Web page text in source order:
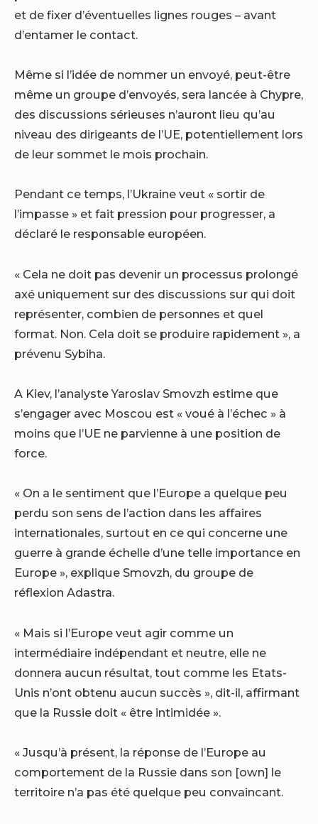
et de fixer d’éventuelles lignes rouges – avant
d’entamer le contact.
Même si l’idée de nommer un envoyé, peut-être
même un groupe d’envoyés, sera lancée à Chypre,
des discussions sérieuses n’auront lieu qu’au
niveau des dirigeants de l’UE, potentiellement lors
de leur sommet le mois prochain.
Pendant ce temps, l’Ukraine veut « sortir de
l’impasse » et fait pression pour progresser, a
déclaré le responsable européen.
« Cela ne doit pas devenir un processus prolongé
axé uniquement sur des discussions sur qui doit
représenter, combien de personnes et quel
format. Non. Cela doit se produire rapidement », a
prévenu Sybiha.
A Kiev, l’analyste Yaroslav Smovzh estime que
s’engager avec Moscou est « voué à l’échec » à
moins que l’UE ne parvienne à une position de
force.
« On a le sentiment que l’Europe a quelque peu
perdu son sens de l’action dans les affaires
internationales, surtout en ce qui concerne une
guerre à grande échelle d’une telle importance en
Europe », explique Smovzh, du groupe de
réflexion Adastra.
« Mais si l’Europe veut agir comme un
intermédiaire indépendant et neutre, elle ne
donnera aucun résultat, tout comme les Etats-
Unis n’ont obtenu aucun succès », dit-il, affirmant
que la Russie doit « être intimidée ».
« Jusqu’à présent, la réponse de l’Europe au
comportement de la Russie dans son [own] le
territoire n’a pas été quelque peu convaincant.